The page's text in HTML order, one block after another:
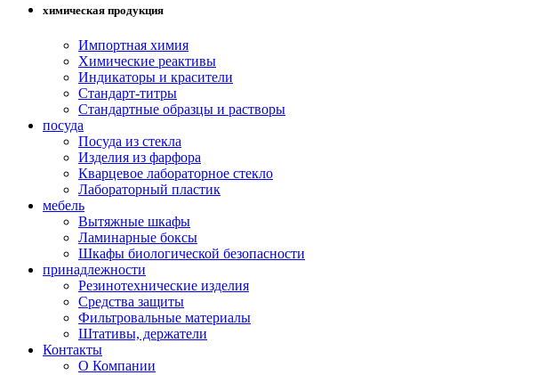
химическая продукция
Импортная химия
Химические реактивы
Индикаторы и красители
Стандарт-титры
Стандартные образцы и растворы
посуда
Посуда из стекла
Изделия из фарфора
Кварцевое лабораторное стекло
Лабораторный пластик
мебель
Вытяжные шкафы
Ламинарные боксы
Шкафы биологической безопасности
принадлежности
Резинотехнические изделия
Средства защиты
Фильтровальные материалы
Штативы, держатели
Контакты
О Компании